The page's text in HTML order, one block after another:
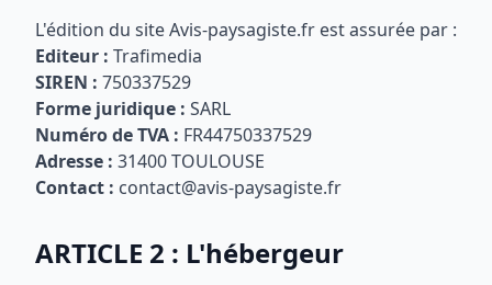
L'édition du site Avis-paysagiste.fr est assurée par :
Editeur : Trafimedia
SIREN : 750337529
Forme juridique : SARL
Numéro de TVA : FR44750337529
Adresse : 31400 TOULOUSE
Contact : contact@avis-paysagiste.fr
ARTICLE 2 : L'hébergeur